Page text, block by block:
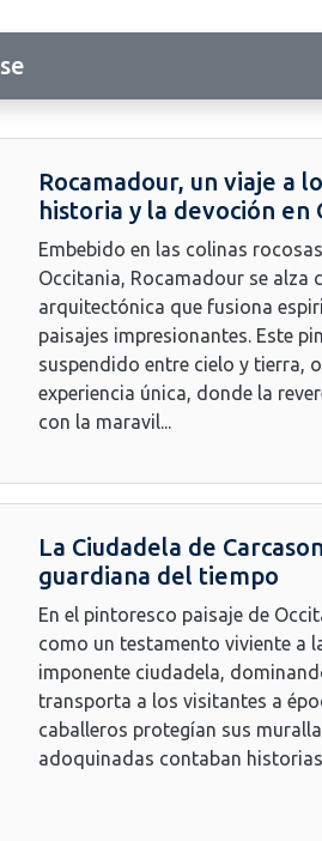
Rocamadour, un viaje a
historia y la devoción en
Embebido en las colinas
Occitania, Rocamadour se alza
arquitectónica que fusiona
paisajes impresionantes. Este
suspendido entre cielo y tierra,
experiencia única, donde la
con la maravil...
La Ciudadela de
guardiana del tiempo
En el pintoresco paisaje de
como un testamento viviente a
imponente ciudadela,
transporta a los visitantes a
caballeros protegían sus
adoquinadas contaban